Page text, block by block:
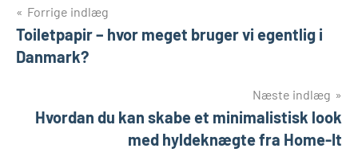
Indlægsnavigation
Forrige indlæg
Toiletpapir – hvor meget bruger vi egentlig i
Danmark?
Næste indlæg
Hvordan du kan skabe et minimalistisk look
med hyldeknægte fra Home-It